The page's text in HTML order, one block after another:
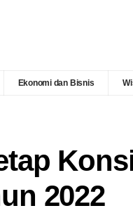
Ekonomi dan Bisnis
2022